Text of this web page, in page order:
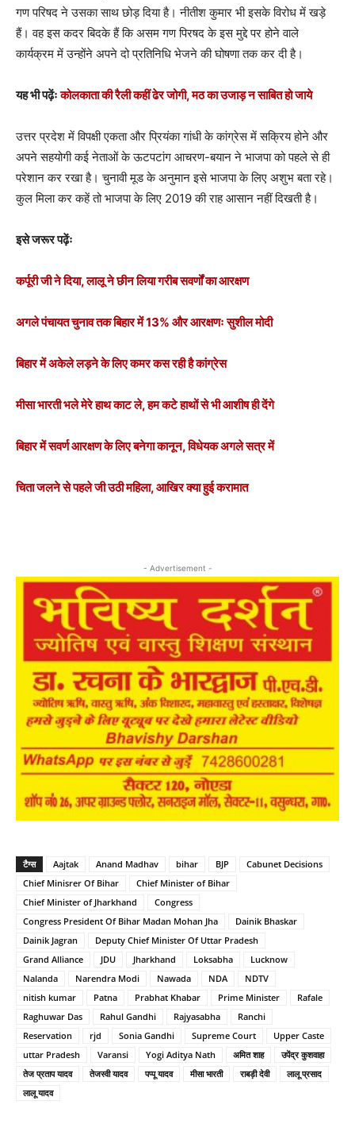
गण परिषद ने उसका साथ छोड़ दिया है। नीतीश कुमार भी इसके विरोध में खड़े
हैं। वह इस कदर बिदके हैं कि असम गण पिरषद के इस मुद्दे पर होने वाले
कार्यक्रम में उन्होंने अपने दो प्रतिनिधि भेजने की घोषणा तक कर दी है।
यह भी पढ़ेंःकोलकाता की रैली कहीं ढेर जोगी, मठ का उजाड़ न साबित हो जाये
उत्तर प्रदेश में विपक्षी एकता और प्रियंका गांधी के कांग्रेस में सक्रिय होने और
अपने सहयोगी कई नेताओं के ऊटपटांग आचरण-बयान ने भाजपा को पहले से ही
परेशान कर रखा है। चुनावी मूड के अनुमान इसे भाजपा के लिए अशुभ बता रहे।
कुल मिला कर कहें तो भाजपा के लिए 2019 की राह आसान नहीं दिखती है।
इसे जरूर पढ़ेंः
कर्पूरी जी ने दिया, लालू ने छीन लिया गरीब सवर्णों का आरक्षण
अगले पंचायत चुनाव तक बिहार में 13% और आरक्षणः सुशील मोदी
बिहार में अकेले लड़ने के लिए कमर कस रही है कांग्रेस
मीसा भारती भले मेरे हाथ काट ले, हम कटे हाथों से भी आशीष ही देंगे
बिहार में सवर्ण आरक्षण के लिए बनेगा कानून, विधेयक अगले सत्र में
चिता जलने से पहले जी उठी महिला, आखिर क्या हुई करामात
- Advertisement -
टैग्स Aajtak Anand Madhav bihar BJP
Cabunet Decisions
Chief Minisrer Of Bihar
Chief Minister of Bihar
Chief Minister of Jharkhand
Congress
Congress President Of Bihar Madan Mohan Jha
Dainik Bhaskar
Dainik Jagran
Deputy Chief Minister Of Uttar Pradesh
Grand Alliance
JDU Jharkhand Loksabha
Lucknow
Nalanda
Narendra Modi Nawada NDA
NDTV
nitish kumar
Patna Prabhat Khabar Prime Minister
Rafale
Raghuwar Das
Rahul Gandhi Rajyasabha
Ranchi
Reservation
rjd Sonia Gandhi Supreme Court
Upper Caste
uttar Pradesh
Varansi Yogi Aditya Nath अमित शाह
उपेंद्र कुशवाहा
तेज प्रताप यादव
तेजस्वी यादव पप्पू यादव मीसा भारती राबड़ी देवी
लालू प्रसाद
लालू यादव